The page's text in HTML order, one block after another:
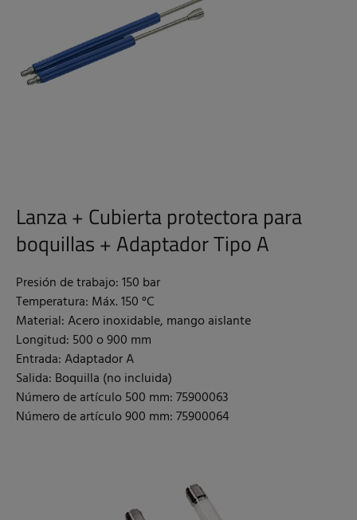
Lanza + Cubierta protectora para
boquillas + Adaptador Tipo A
Presión de trabajo: 150 bar
Temperatura: Máx. 150 °C
Material: Acero inoxidable, mango aislante
Longitud: 500 o 900 mm
Entrada: Adaptador A
Salida: Boquilla (no incluida)
Número de artículo 500 mm: 75900063
Número de artículo 900 mm: 75900064